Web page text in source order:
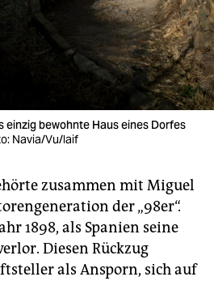
einzig bewohnte Haus eines Dorfes
Navia/Vu/laif
zusammen mit Miguel
der „98er“.
1898, als Spanien seine
Diesen Rückzug
als Ansporn, sich auf